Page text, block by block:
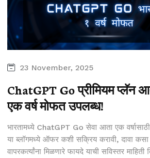
23 November, 2025
ChatGPT Go प्रीमियम प्लॅन
एक वर्ष मोफत उपलब्ध!
भारतामध्ये ChatGPT Go सेवा आता एक
या ब्लॉगमध्ये ऑफर कशी सक्रिय करावी, दावा
वापरकर्त्यांना मिळणारे फायदे याची सविस्तर